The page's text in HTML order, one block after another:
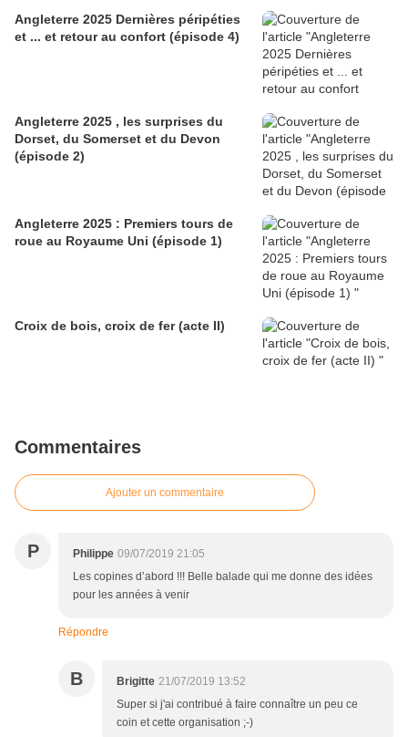
Angleterre 2025 Dernières péripéties
et ... et retour au confort (épisode 4)
Angleterre 2025 , les surprises du
Dorset, du Somerset et du Devon
(épisode 2)
Angleterre 2025 : Premiers tours de
roue au Royaume Uni (épisode 1)
Croix de bois, croix de fer (acte II)
Commentaires
Ajouter un commentaire
P Philippe 09/07/2019 21:05
Les copines d’abord !!! Belle balade qui me donne des idées
pour les années à venir
Répondre
B Brigitte 21/07/2019 13:52
Super si j'ai contribué à faire connaître un peu ce
coin et cette organisation ;-)